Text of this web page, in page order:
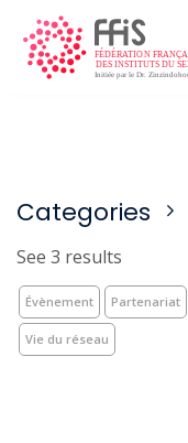
Categories
See 3 results
Évènement Partenariat
Vie du réseau